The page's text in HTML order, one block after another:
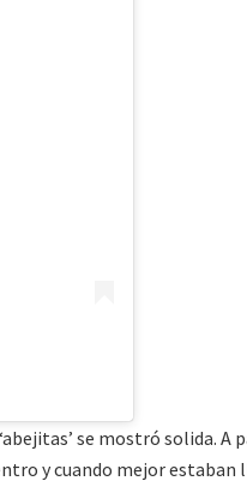
se mostró solida. A
y cuando mejor estaban